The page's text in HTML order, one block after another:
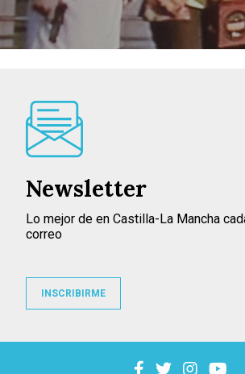
Newsletter
Lo mejor de en Castilla-La Mancha
correo
INSCRIBIRME